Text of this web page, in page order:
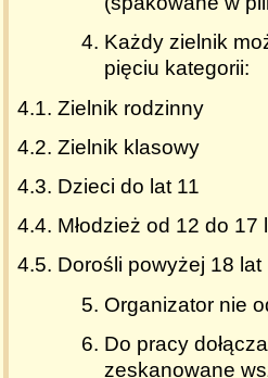
Każdy zielnik
pięciu kategorii:
4.1. Zielnik rodzinny
4.2. Zielnik klasowy
4.3. Dzieci do lat 11
4.4. Młodzież od 12 do 17
4.5. Dorośli powyżej 18 lat
Organizator nie
Do pracy
zeskanowane